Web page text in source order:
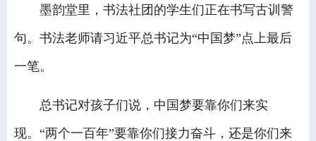
墨韵堂里，书法社团的学生们正在书写古训警
句。书法老师请习近平总书记为“中国梦”点上最后
一笔。
总书记对孩子们说，中国梦要靠你们来实
现。“两个一百年”要靠你们接力奋斗，还是你们来